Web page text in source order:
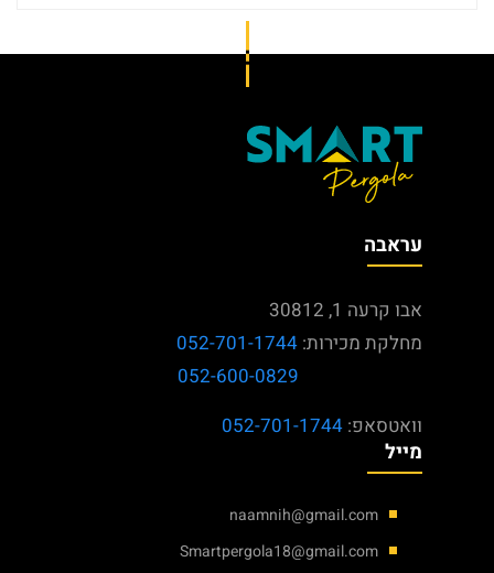
עראבה
אבו קרעה 1, 30812
מחלקת מכירות: 052-701-1744
052-600-0829
וואטסאפ: 052-701-1744
מייל
naamnih@gmail.com
Smartpergola18@gmail.com